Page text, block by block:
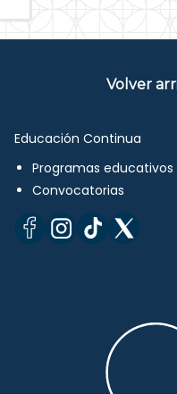
Volver
Educación Continua
Programas educativos
Convocatorias